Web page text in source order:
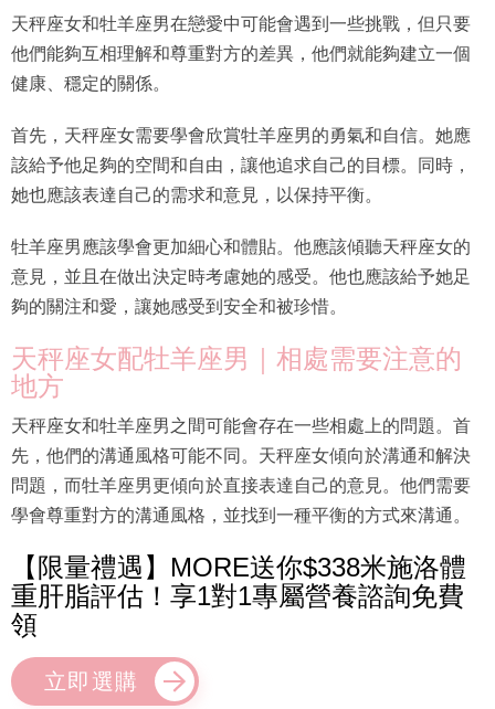
天秤座女和牡羊座男在戀愛中可能會遇到一些挑戰，但只要
他們能夠互相理解和尊重對方的差異，他們就能夠建立一個
健康、穩定的關係。
首先，天秤座女需要學會欣賞牡羊座男的勇氣和自信。她應
該給予他足夠的空間和自由，讓他追求自己的目標。同時，
她也應該表達自己的需求和意見，以保持平衡。
牡羊座男應該學會更加細心和體貼。他應該傾聽天秤座女的
意見，並且在做出決定時考慮她的感受。他也應該給予她足
夠的關注和愛，讓她感受到安全和被珍惜。
天秤座女配牡羊座男｜相處需要注意的
地方
天秤座女和牡羊座男之間可能會存在一些相處上的問題。首
先，他們的溝通風格可能不同。天秤座女傾向於溝通和解決
問題，而牡羊座男更傾向於直接表達自己的意見。他們需要
學會尊重對方的溝通風格，並找到一種平衡的方式來溝通。
【限量禮遇】MORE送你$338米施洛體
重肝脂評估！享1對1專屬營養諮詢免費
領
立即選購